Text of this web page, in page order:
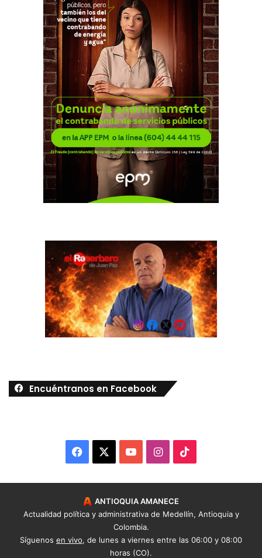
Encuéntranos en Facebook
Facebook YouTubeInstagram
ANTIOQUIA AMANECE
Actualidad política y administrativa de Medellín, Antioquia y
Colombia.
Síguenos en vivo, de lunes a viernes entre las 06:00 y 08:00
horas (CO).